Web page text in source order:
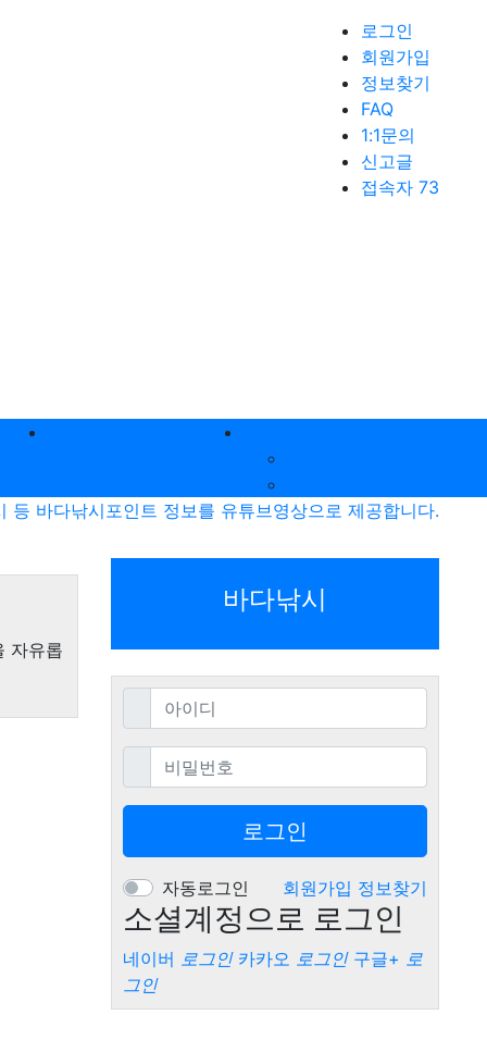
로그인
회원가입
정보찾기
FAQ
1:1문의
신고글
접속자 73
바다낚시포인트 정보를 유튜브영상으로 제공합니다.
자유롭
바다낚시
아이디필수
비밀번호필수
로그인
자동로그인 회원가입 정보찾기
소셜계정으로 로그인
네이버 로그인 카카오 로그인 구글+ 로
그인